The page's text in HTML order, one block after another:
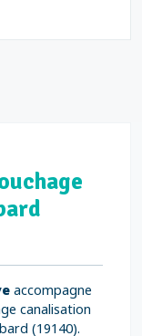
accompagne
canalisation
(19140).